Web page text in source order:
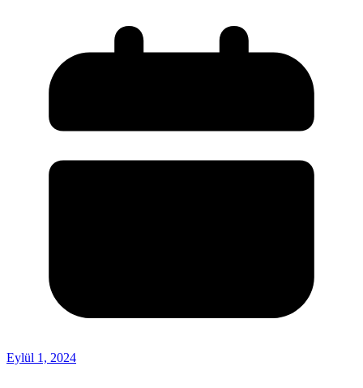
Eylül 1, 2024